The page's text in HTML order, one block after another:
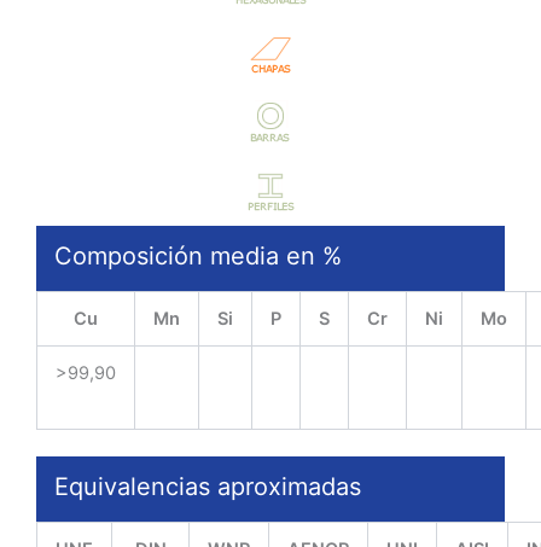
Composición media en %
Cu Mn Si P S Cr Ni Mo
>99,90
Equivalencias aproximadas